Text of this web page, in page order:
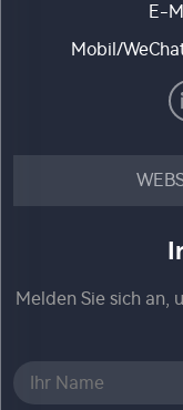
E-
Mobil/
Melden Sie sich an,